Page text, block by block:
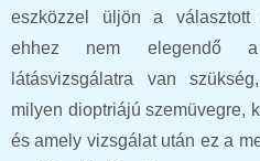
eszközzel üljön a választott
ehhez nem elegendő a
látásvizsgálatra van
milyen dioptriájú szemüvegre,
és amely vizsgálat után ez a